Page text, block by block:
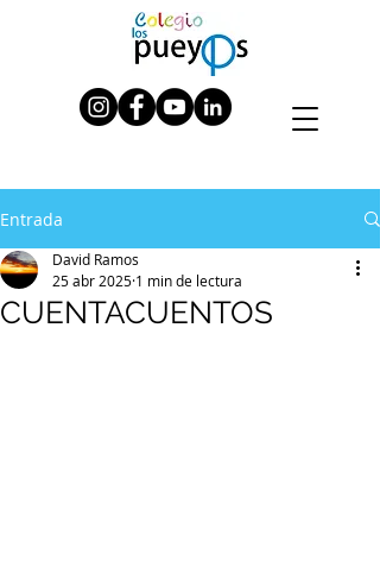
Entrada
CUENTACUENTOS
David Ramos
25 abr 2025 1 min de lectura